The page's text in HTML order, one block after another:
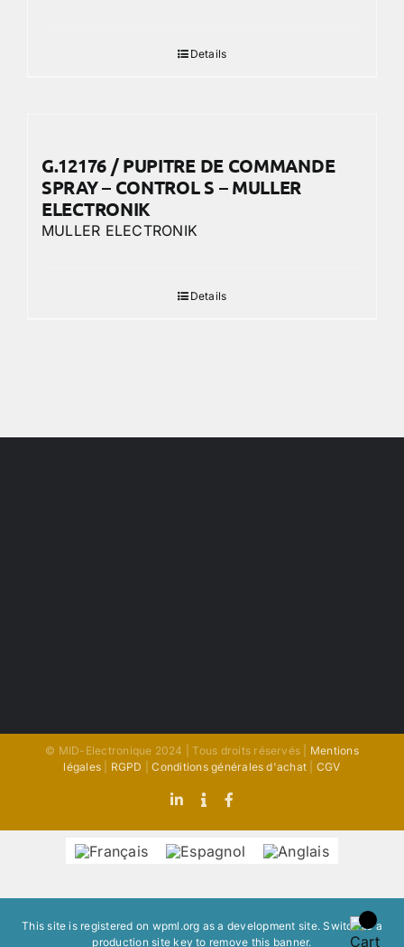
Details
G.12176 / PUPITRE DE COMMANDE
SPRAY – CONTROL S – MULLER
ELECTRONIK
MULLER ELECTRONIK
Details
© MID-Electronique 2024 | Tous droits réservés | Mentions
légales
RGPD |Conditions générales d'achat CGV
LinkedIn
Indeed
This site is registered on wpml.org as a development site. Switch to a
production site key to remove this banner.